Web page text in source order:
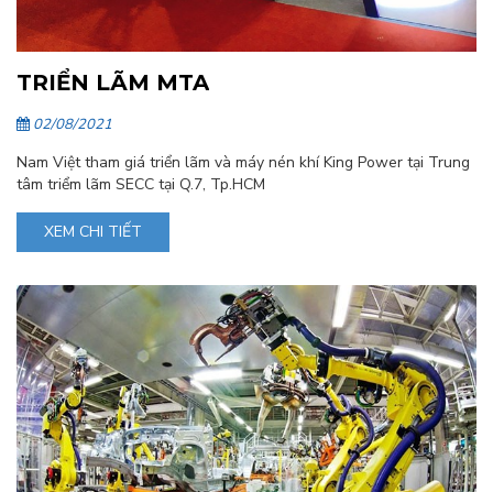
TRIỂN LÃM MTA
02/08/2021
Nam Việt tham giá triển lãm và máy nén khí King Power tại Trung
tâm triểm lãm SECC tại Q.7, Tp.HCM
XEM CHI TIẾT